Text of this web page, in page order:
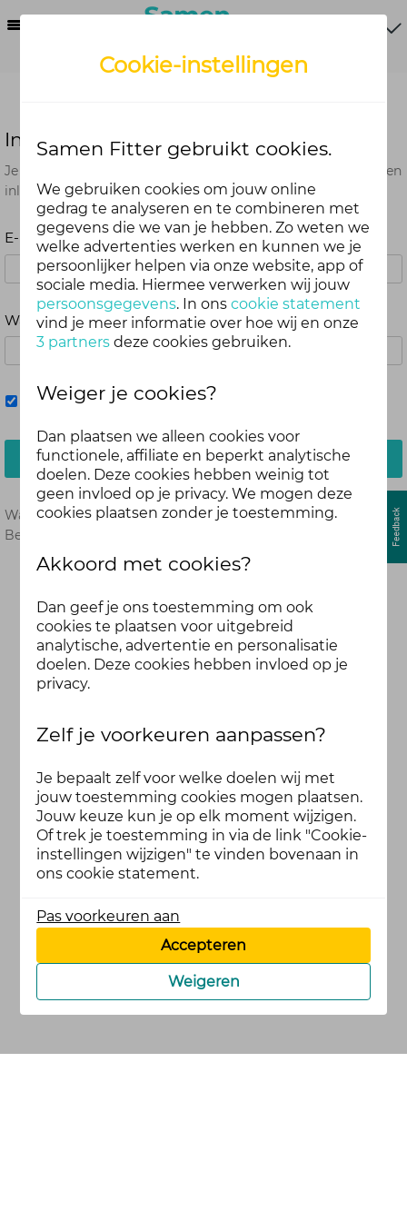
Inloggen
Je kunt met je Samen Fitter inloggegevens op alle onderdelen
inloggen. Dus één account voor website, app en webshop.
E-mailadres
Wachtwoord
Mij onthouden
Inloggen
Wachtwoord vergeten? Hier opnieuw instellen.
Ben je nog geen deelnemer?
Cookie-instellingen
Samen Fitter gebruikt cookies.
We gebruiken cookies om jouw online
gedrag te analyseren en te combineren met
gegevens die we van je hebben. Zo weten we
welke advertenties werken en kunnen we je
persoonlijker helpen via onze website, app of
sociale media. Hiermee verwerken wij jouw
persoonsgegevens. In onscookie statement
vind je meer informatie over hoe wij en onze
3 partners deze cookies gebruiken.
Weiger je cookies?
Dan plaatsen we alleen cookies voor
functionele, affiliate en beperkt analytische
doelen. Deze cookies hebben weinig tot
geen invloed op je privacy. We mogen deze
cookies plaatsen zonder je toestemming.
Akkoord met cookies?
Dan geef je ons toestemming om ook
cookies te plaatsen voor uitgebreid
analytische, advertentie en personalisatie
doelen. Deze cookies hebben invloed op je
privacy.
Zelf je voorkeuren aanpassen?
Je bepaalt zelf voor welke doelen wij met
jouw toestemming cookies mogen plaatsen.
Jouw keuze kun je op elk moment wijzigen.
Of trek je toestemming in via de link "Cookie-
instellingen wijzigen" te vinden bovenaan in
ons cookie statement.
Pas voorkeuren aan
Accepteren
Weigeren